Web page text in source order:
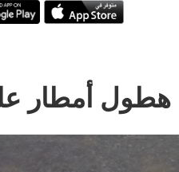
هطول أمطار